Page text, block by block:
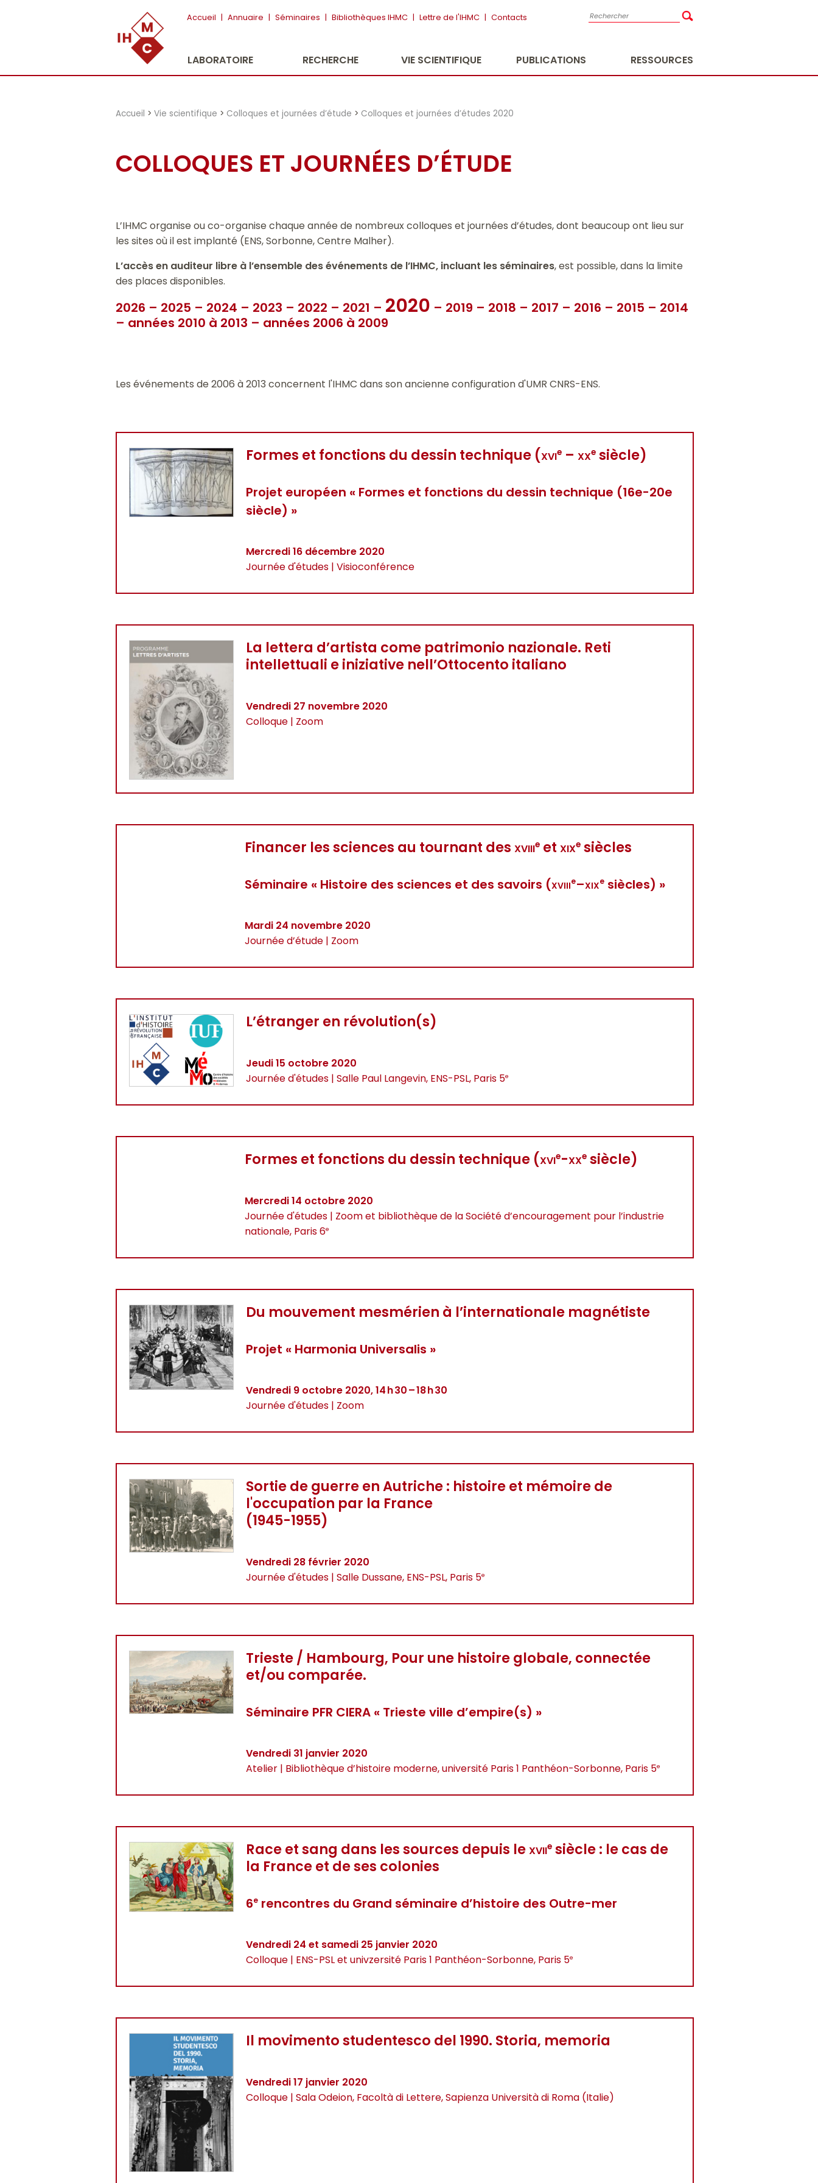
Accueil | Annuaire | Séminaires | Bibliothèques IHMC | Lettre de l'IHMC | Contacts
LABORATOIRE RECHERCHE VIE SCIENTIFIQUE PUBLICATIONS RESSOURCES
Accueil >Vie scientifique > Colloques et journées d’étude > Colloques et journées d’études 2020
COLLOQUES ET JOURNÉES D’ÉTUDE
L’IHMC organise ou co-organise chaque année de nombreux colloques et journées d’études, dont beaucoup ont lieu sur
les sites où il est implanté (ENS, Sorbonne, Centre Malher).
L’accès en auditeur libre à l’ensemble des événements de l’IHMC, incluant les séminaires, est possible, dans la limite
des places disponibles.
2026 – 2025 – 2024 – 2023 – 2022 – 2021 – 2020 – 2019 – 2018 – 2017 – 2016 – 2015 – 2014
– années 2010 à 2013 – années 2006 à 2009
Les événements de 2006 à 2013 concernent l'IHMC dans son ancienne configuration d'UMR CNRS-ENS.
Formes et fonctions du dessin technique (xvie –xxe siècle)
Projet européen « Formes et fonctions du dessin technique (16e-20e
siècle) »
Mercredi 16 décembre 2020
Journée d'études | Visioconférence
La lettera d’artista come patrimonio nazionale. Reti
intellettuali e iniziative nell’Ottocento italiano
Vendredi 27 novembre 2020
Colloque | Zoom
Financer les sciences au tournant desxviiie etxixe siècles
Séminaire « Histoire des sciences et des savoirs (xviiie–xixe siècles) »
Mardi 24 novembre 2020
Journée d’étude | Zoom
L’étranger en révolution(s)
Jeudi 15 octobre 2020
Journée d'études | Salle Paul Langevin, ENS-PSL, Paris 5e
Formes et fonctions du dessin technique (xvie-xxe siècle)
Mercredi 14 octobre 2020
Journée d'études | Zoom et bibliothèque de la Société d’encouragement pour l’industrie
nationale, Paris 6e
Du mouvement mesmérien à l’internationale magnétiste
Projet « Harmonia Universalis »
Vendredi 9 octobre 2020, 14 h 30 – 18 h 30
Journée d'études | Zoom
Sortie de guerre en Autriche : histoire et mémoire de
l'occupation par la France
(1945-1955)
Vendredi 28 février 2020
Journée d'études | Salle Dussane, ENS-PSL, Paris 5e
Trieste / Hambourg, Pour une histoire globale, connectée
et/ou comparée.
Séminaire PFR CIERA « Trieste ville d’empire(s) »
Vendredi 31 janvier 2020
Atelier | Bibliothèque d’histoire moderne, université Paris 1 Panthéon-Sorbonne, Paris 5e
Race et sang dans les sources depuis lexviie siècle : le cas de
la France et de ses colonies
6e rencontres du Grand séminaire d’histoire des Outre-mer
Vendredi 24 et samedi 25 janvier 2020
Colloque | ENS-PSL et univzersité Paris 1 Panthéon-Sorbonne, Paris 5e
Il movimento studentesco del 1990. Storia, memoria
Vendredi 17 janvier 2020
Colloque | Sala Odeion, Facoltà di Lettere, Sapienza Università di Roma (Italie)